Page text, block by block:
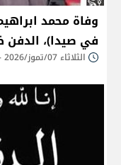
وفاة محمد
في صيدا)، الدفن ظهر
الثلاثاء 07/تموز/2026 - 11:03 م